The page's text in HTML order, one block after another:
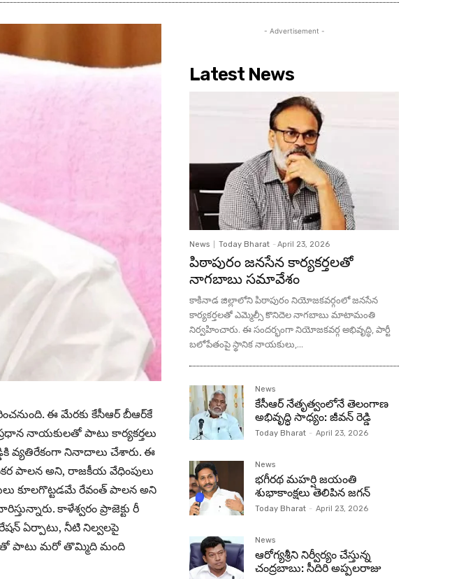
ఈ మేర‌కు కేసీఆర్ బీఆర్‌కే
నాయ‌కుల‌తో పాటు కార్య‌క‌ర్త‌లు
వ్య‌తిరేకంగా నినాదాలు చేశారు. ఈ
పాల‌న అని, రాజ‌కీయ వేధింపులు
కూల‌గొట్ట‌డ‌మే రేవంత్ పాల‌న అని
కాళేశ్వరం ప్రాజెక్టు రీ
ఏర్పాటు, నీటి నిల్వలపై
పాటు మ‌రో తొమ్మిది మంది
- Advertisement -
Latest News
News Today Bharat - April 23, 2026
పిఠాపురం జనసేన కార్యకర్తలతో
నాగబాబు సమావేశం
కాకినాడ జిల్లాలోని పిఠాపురం నియోజకవర్గంలో జనసేన
కార్యకర్తలతో ఎమ్మెల్సీ కొనిదెల నాగబాబు మాటామంతి
నిర్వహించారు. ఈ సందర్భంగా నియోజకవర్గ అభివృద్ధి, పార్టీ
బలోపేతంపై స్థానిక నాయకులు,...
News
కేసీఆర్ నేతృత్వంలోనే తెలంగాణ
అభివృద్ధి సాధ్యం: జీవన్ రెడ్డి
Today Bharat - April 23, 2026
News
భగీరథ మహర్షి జయంతి
శుభాకాంక్షలు తెలిపిన జగన్‌
Today Bharat - April 23, 2026
News
ఆరోగ్యశ్రీని నిర్వీర్యం చేస్తున్న
చంద్రబాబు: సీదిరి అప్పలరాజు